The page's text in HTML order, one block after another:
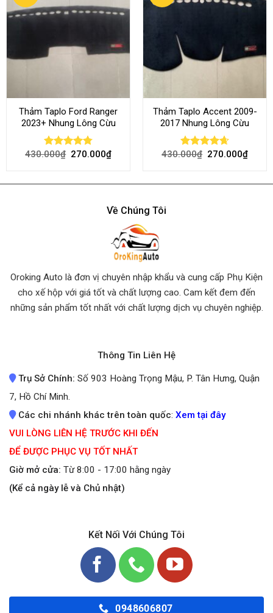
Thảm Taplo Ford Ranger
2023+ Nhung Lông Cừu
Rated 4.80
430.000₫ 270.000₫
Thảm Taplo Accent 2009-
2017 Nhung Lông Cừu
Rated 4.64
430.000₫ 270.000₫
Về Chúng Tôi
Oroking Auto là đơn vị chuyên nhập khẩu và cung cấp Phụ Kiện
cho xế hộp với giá tốt và chất lượng cao. Cam kết đem đến
những sản phẩm tốt nhất với chất lượng dịch vụ chuyên nghiệp.
Thông Tin Liên Hệ
Trụ Sở Chính: Số 903 Hoàng Trọng Mậu, P. Tân Hưng, Quận
7, Hồ Chí Minh.
Các chi nhánh khác trên toàn quốc: Xem tại đây
VUI LÒNG LIÊN HỆ TRƯỚC KHI ĐẾN
ĐỂ ĐƯỢC PHỤC VỤ TỐT NHẤT
Giờ mở cửa: Từ 8:00 - 17:00 hằng ngày
(Kể cả ngày lễ và Chủ nhật)
Kết Nối Với Chúng Tôi
0948606807